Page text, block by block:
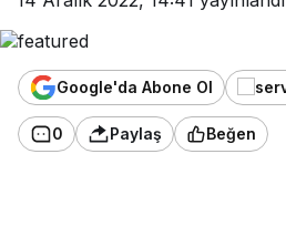
Google'da Abone Ol
0 Paylaş Beğen